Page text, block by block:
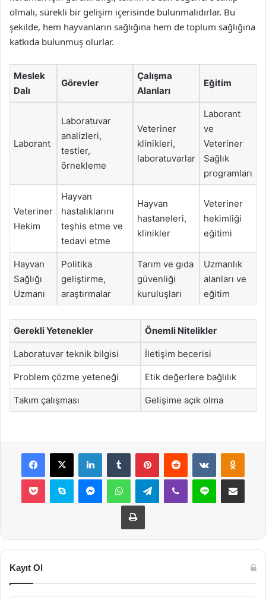
olmalı, sürekli bir gelişim içerisinde bulunmalıdırlar. Bu
şekilde, hem hayvanların sağlığına hem de toplum sağlığına
katkıda bulunmuş olurlar.
Meslek
Dalı
Görevler
Çalışma
Alanları
Eğitim
Laborant
Laboratuvar
analizleri,
testler,
örnekleme
Veteriner
klinikleri,
laboratuvarlar
Laborant
ve
Veteriner
Sağlık
programları
Veteriner
Hekim
Hayvan
hastalıklarını
teşhis etme ve
tedavi etme
Hayvan
hastaneleri,
klinikler
Veteriner
hekimliği
eğitimi
Hayvan
Sağlığı
Uzmanı
Politika
geliştirme,
araştırmalar
Tarım ve gıda
güvenliği
kuruluşları
Uzmanlık
alanları ve
eğitim
Gerekli Yetenekler Önemli Nitelikler
Laboratuvar teknik bilgisi İletişim becerisi
Problem çözme yeteneği Etik değerlere bağlılık
Takım çalışması Gelişime açık olma
Facebook
X LinkedInTumblr PinterestReddit VKontakte
Pocket Skype MessengerWhatsAppTelegramViber Line E-Posta ile
Yazdır
Kayıt Ol